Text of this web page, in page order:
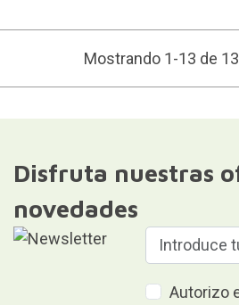
Mostrando 1-13 de
Disfruta nuestras
novedades
Autorizo